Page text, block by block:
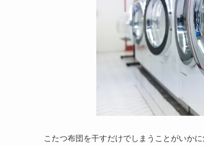
こたつ布団を干すだけでしまうことがいか